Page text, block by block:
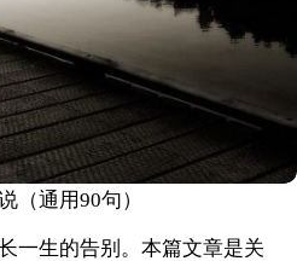
（通用90句）
一生的告别。本篇文章是关